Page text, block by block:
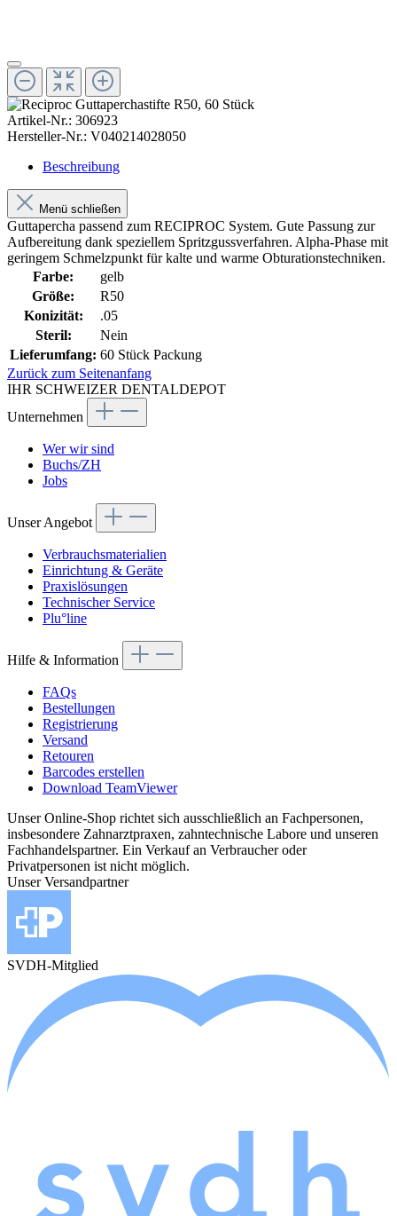
Artikel-Nr.: 306923
Hersteller-Nr.: V040214028050
Beschreibung
Menü schließen
Guttapercha passend zum RECIPROC System. Gute Passung zur
Aufbereitung dank speziellem Spritzgussverfahren. Alpha-Phase mit
geringem Schmelzpunkt für kalte und warme Obturationstechniken.
Farbe:
gelb
Größe:
R50
Konizität:
.05
Steril:
Nein
Lieferumfang: 60 Stück Packung
Zurück zum Seitenanfang
IHR SCHWEIZER DENTALDEPOT
Unternehmen
Wer wir sind
Buchs/ZH
Jobs
Unser Angebot
Verbrauchsmaterialien
Einrichtung & Geräte
Praxislösungen
Technischer Service
Plu°line
Hilfe & Information
FAQs
Bestellungen
Registrierung
Versand
Retouren
Barcodes erstellen
Download TeamViewer
Unser Online-Shop richtet sich ausschließlich an Fachpersonen,
insbesondere Zahnarztpraxen, zahntechnische Labore und unseren
Fachhandelspartner. Ein Verkauf an Verbraucher oder
Privatpersonen ist nicht möglich.
Unser Versandpartner
SVDH-Mitglied